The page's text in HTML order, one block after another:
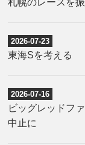
2026-07-23
​東海Sを考える
2026-07-16
ビッグレッドフ
中止に